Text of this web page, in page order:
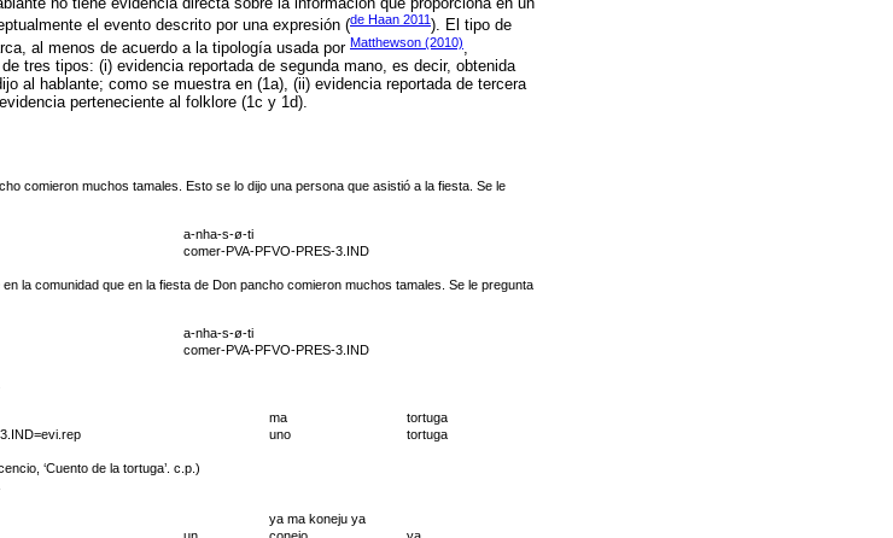
el evento descrito por una expresión (de Haan 2011 ). El tipo de
al menos de acuerdo a la tipología usada por Matthewson (2010),
tres tipos: (i) evidencia reportada de segunda mano, es decir, obtenida
al hablante; como se muestra en (1a), (ii) evidencia reportada de tercera
perteneciente al folklore (1c y 1d).
comieron muchos tamales. Esto se lo dijo una persona que asistió a la fiesta. Se le
a-nha-s-ø-ti
comer-PVA-PFVO-PRES-3.IND
la comunidad que en la fiesta de Don pancho comieron muchos tamales. Se le pregunta
a-nha-s-ø-ti
comer-PVA-PFVO-PRES-3.IND
ma
tortuga
uno
tortuga
‘Cuento de la tortuga’. c.p.)
ya ma koneju ya